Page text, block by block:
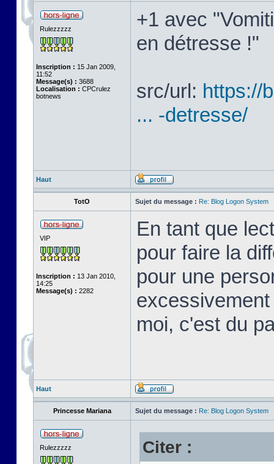
Rulezzzzz
Inscription : 15 Jan 2009,
11:52
Message(s) : 3688
Localisation : CPCrulez
botnews
+1 avec
en détresse !"
src/url: https://
... -detresse/
Haut
TotO Sujet du message : Re: Blog Logon System
VIP
Inscription : 13 Jan 2010,
14:25
Message(s) : 2282
En tant que
pour faire la
pour une
moi, c'est du
Haut
Princesse Mariana Sujet du message : Re: Blog Logon System
Rulezzzzz Citer :